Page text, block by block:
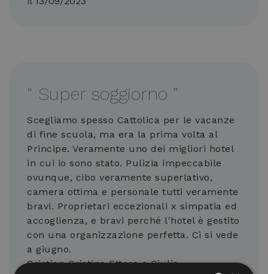
“ Super soggiorno ”
Scegliamo spesso Cattolica per le vacanze
di fine scuola, ma era la prima volta al
Principe. Veramente uno dei migliori hotel
in cui io sono stato. Pulizia impeccabile
ovunque, cibo veramente superlativo,
camera ottima e personale tutti veramente
bravi. Proprietari eccezionali x simpatia ed
accoglienza, e bravi perché l'hotel è gestito
con una organizzazione perfetta. Ci si vede
a giugno.
Cristian Cristina Ettore e Giulio